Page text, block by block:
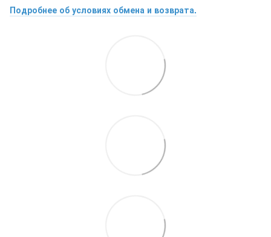
Подробнее об условиях обмена и возврата.